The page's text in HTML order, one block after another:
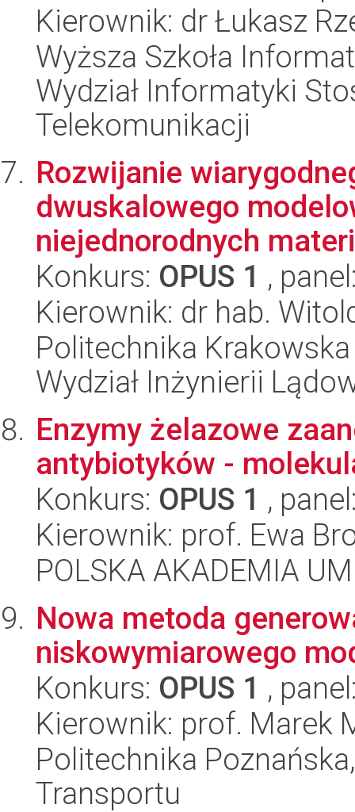
Kierownik: dr Łukasz
Wyższa Szkoła
Wydział Informatyki
Telekomunikacji
Rozwijanie
dwuskalowego
niejednorodnych
Konkurs: OPUS 1 ,
Kierownik: dr hab.
Politechnika
Wydział Inżynierii
Enzymy żelazowe
antybiotyków -
Konkurs: OPUS 1 ,
Kierownik: prof. Ewa
POLSKA AKADEMIA
Nowa metoda
niskowymiarowego
Konkurs: OPUS 1 ,
Kierownik: prof. Marek
Politechnika
Transportu